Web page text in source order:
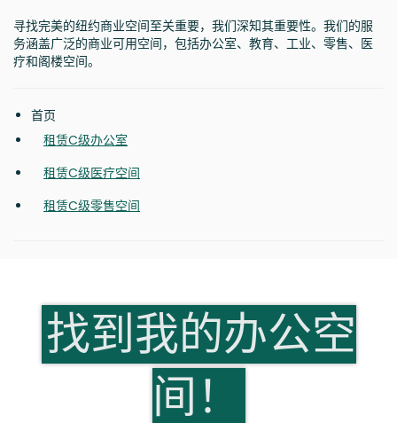
寻找完美的纽约商业空间至关重要，我们深知其重要性。我们的服
务涵盖广泛的商业可用空间，包括办公室、教育、工业、零售、医
疗和阁楼空间。
首页
租赁C级办公室
租赁C级医疗空间
租赁C级零售空间
找到我的办公空
间！